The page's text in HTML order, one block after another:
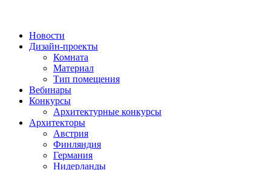
Новости
Дизайн-проекты
Комната
Материал
Тип помещения
Вебинары
Конкурсы
Архитектурные конкурсы
Архитекторы
Австрия
Финляндия
Германия
Нидерланды